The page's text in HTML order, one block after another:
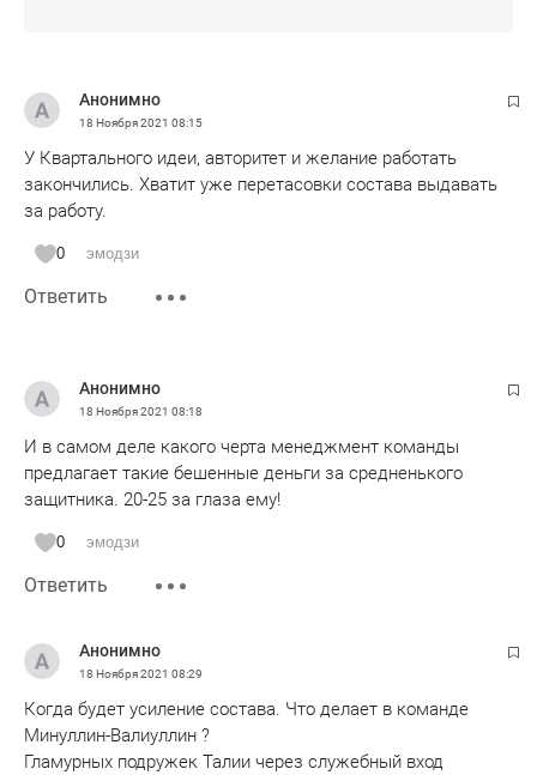
Анонимно
18 Ноября 2021 08:15
У Квартального идеи, авторитет и желание работать
закончились. Хватит уже перетасовки состава выдавать
за работу.
0 эмодзи
Ответить
Анонимно
18 Ноября 2021 08:18
И в самом деле какого черта менеджмент команды
предлагает такие бешенные деньги за средненького
защитника. 20-25 за глаза ему!
0 эмодзи
Ответить
Анонимно
18 Ноября 2021 08:29
Когда будет усиление состава. Что делает в команде
Минуллин-Валиуллин ?
Гламурных подружек Талии через служебный вход